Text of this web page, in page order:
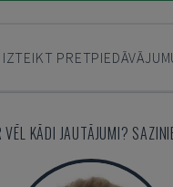
IZTEIKT
VĒL KĀDI JAUTĀJUMI?